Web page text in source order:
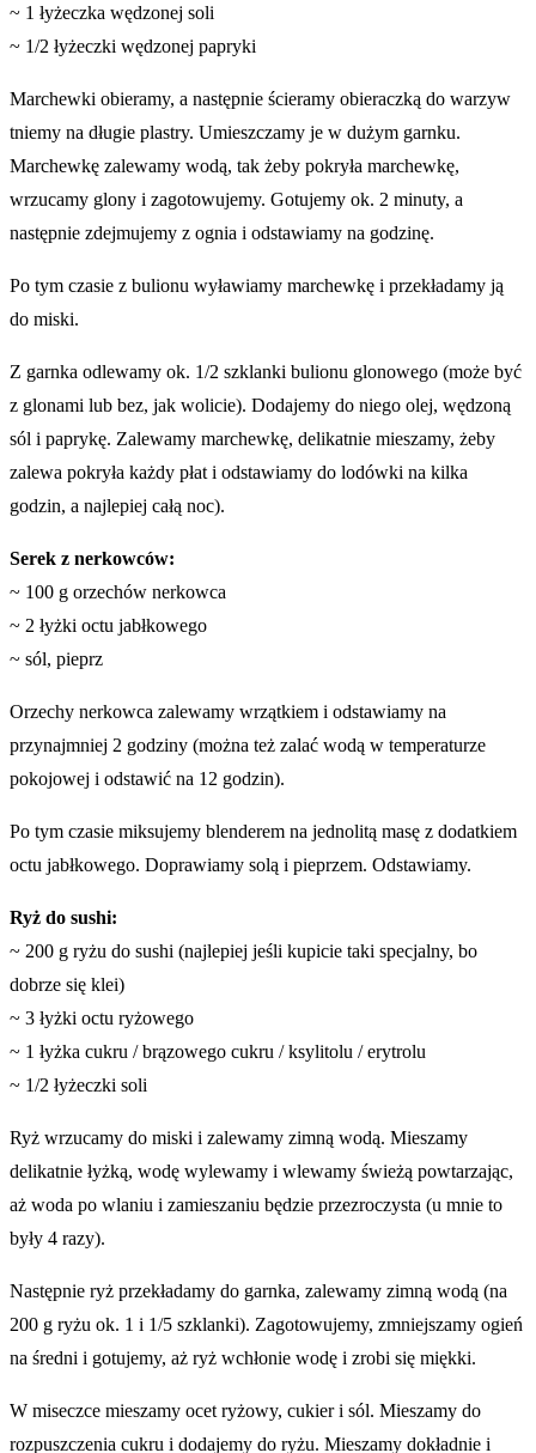
~ 1 łyżeczka wędzonej soli
~ 1/2 łyżeczki wędzonej papryki
Marchewki obieramy, a następnie ścieramy obieraczką do warzyw
tniemy na długie plastry. Umieszczamy je w dużym garnku.
Marchewkę zalewamy wodą, tak żeby pokryła marchewkę,
wrzucamy glony i zagotowujemy. Gotujemy ok. 2 minuty, a
następnie zdejmujemy z ognia i odstawiamy na godzinę.
Po tym czasie z bulionu wyławiamy marchewkę i przekładamy ją
do miski.
Z garnka odlewamy ok. 1/2 szklanki bulionu glonowego (może być
z glonami lub bez, jak wolicie). Dodajemy do niego olej, wędzoną
sól i paprykę. Zalewamy marchewkę, delikatnie mieszamy, żeby
zalewa pokryła każdy płat i odstawiamy do lodówki na kilka
godzin, a najlepiej całą noc).
Serek z nerkowców:
~ 100 g orzechów nerkowca
~ 2 łyżki octu jabłkowego
~ sól, pieprz
Orzechy nerkowca zalewamy wrzątkiem i odstawiamy na
przynajmniej 2 godziny (można też zalać wodą w temperaturze
pokojowej i odstawić na 12 godzin).
Po tym czasie miksujemy blenderem na jednolitą masę z dodatkiem
octu jabłkowego. Doprawiamy solą i pieprzem. Odstawiamy.
Ryż do sushi:
~ 200 g ryżu do sushi (najlepiej jeśli kupicie taki specjalny, bo
dobrze się klei)
~ 3 łyżki octu ryżowego
~ 1 łyżka cukru / brązowego cukru / ksylitolu / erytrolu
~ 1/2 łyżeczki soli
Ryż wrzucamy do miski i zalewamy zimną wodą. Mieszamy
delikatnie łyżką, wodę wylewamy i wlewamy świeżą powtarzając,
aż woda po wlaniu i zamieszaniu będzie przezroczysta (u mnie to
były 4 razy).
Następnie ryż przekładamy do garnka, zalewamy zimną wodą (na
200 g ryżu ok. 1 i 1/5 szklanki). Zagotowujemy, zmniejszamy ogień
na średni i gotujemy, aż ryż wchłonie wodę i zrobi się miękki.
W miseczce mieszamy ocet ryżowy, cukier i sól. Mieszamy do
rozpuszczenia cukru i dodajemy do ryżu. Mieszamy dokładnie i